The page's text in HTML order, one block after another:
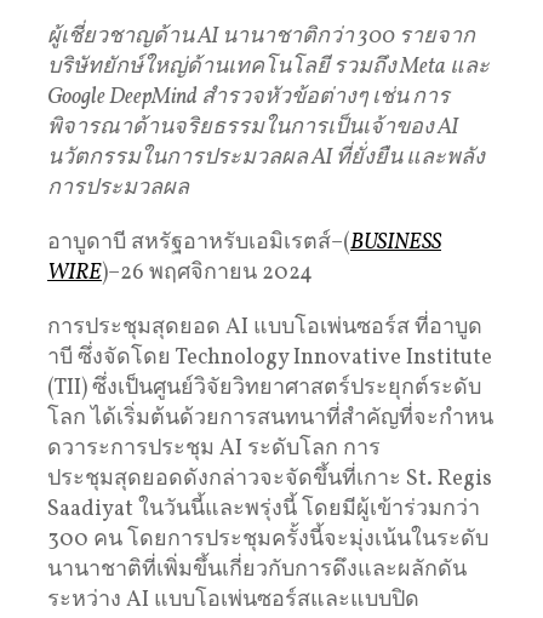
ผู้เชี่ยวชาญด้าน AI นานาชาติกว่า 300 รายจาก
บริษัทยักษ์ใหญ่ด้านเทคโนโลยี รวมถึง Meta และ
Google DeepMind สํารวจหัวข้อต่างๆ เช่น การ
พิจารณาด้านจริยธรรมในการเป็นเจ้าของ AI
นวัตกรรมในการประมวลผล AI ที่ยั่งยืน และพลัง
การประมวลผล
อาบูดาบี สหรัฐอาหรับเอมิเรตส์–(BUSINESS
WIRE)–26 พฤศจิกายน 2024
การประชุมสุดยอด AI แบบโอเพ่นซอร์ส ที่อาบูด
าบี ซึ่งจัดโดย Technology Innovative Institute
(TII) ซึ่งเป็นศูนย์วิจัยวิทยาศาสตร์ประยุกต์ระดับ
โลก ได้เริ่มต้นด้วยการสนทนาที่สําคัญที่จะกําหน
ดวาระการประชุม AI ระดับโลก การ
ประชุมสุดยอดดังกล่าวจะจัดขึ้นที่เกาะ St. Regis
Saadiyat ในวันนี้และพรุ่งนี้ โดยมีผู้เข้าร่วมกว่า
300 คน โดยการประชุมครั้งนี้จะมุ่งเน้นในระดับ
นานาชาติที่เพิ่มขึ้นเกี่ยวกับการดึงและผลักดัน
ระหว่าง AI แบบโอเพ่นซอร์สและแบบปิด